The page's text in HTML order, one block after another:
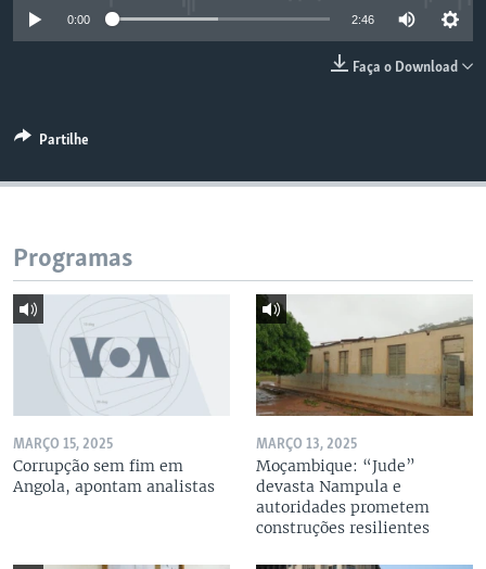
0:00 2:46
Faça o Download
Partilhe
Programas
MARÇO 15, 2025
Corrupção sem fim em
Angola, apontam analistas
MARÇO 13, 2025
Moçambique: “Jude”
devasta Nampula e
autoridades prometem
construções resilientes